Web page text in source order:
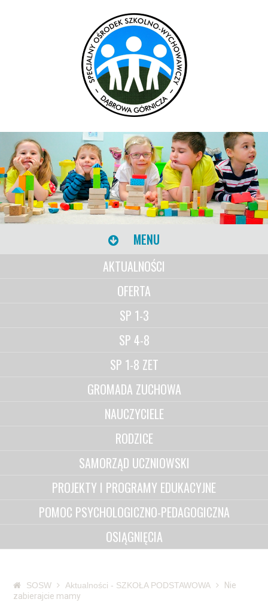
MENU
AKTUALNOŚCI
OFERTA
SP 1-3
SP 4-8
SP 1-8 ZET
GROMADA ZUCHOWA
NAUCZYCIELE
RODZICE
SAMORZĄD UCZNIOWSKI
PROJEKTY I PROGRAMY EDUKACYJNE
POMOC PSYCHOLOGICZNO-PEDAGOGICZNA
OSIĄGNIĘCIA
SOSW Aktualności - SZKOŁA PODSTAWOWA
Nie
zabierajcie mamy